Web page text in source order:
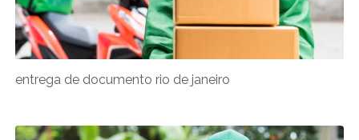
entrega de documento rio de janeiro